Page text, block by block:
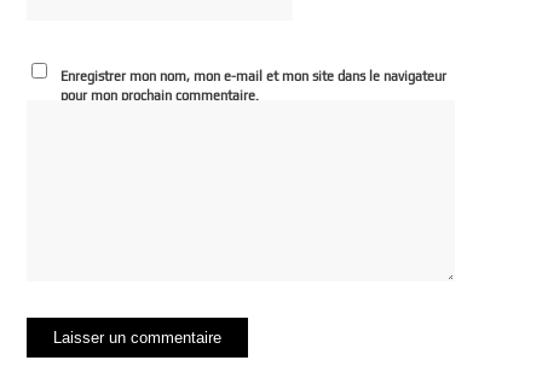
Enregistrer mon nom, mon e-mail et mon site dans le navigateur
pour mon prochain commentaire.